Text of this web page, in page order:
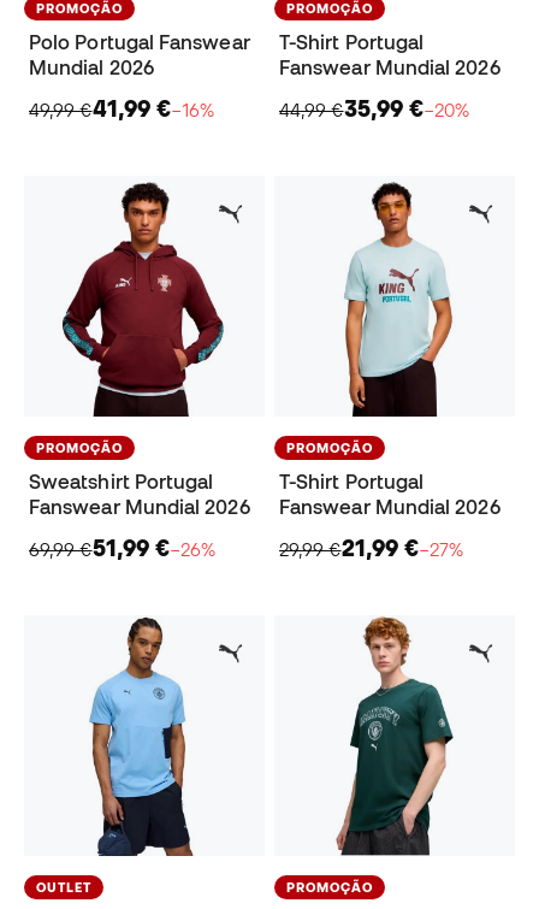
PROMOÇÃO
Polo Portugal Fanswear
Mundial 2026
49,99 €41,99 €−16%
PROMOÇÃO
T-Shirt Portugal
Fanswear Mundial 2026
44,99 €35,99 €−20%
PROMOÇÃO
Sweatshirt Portugal
Fanswear Mundial 2026
69,99 €51,99 €−26%
PROMOÇÃO
T-Shirt Portugal
Fanswear Mundial 2026
29,99 €21,99 €−27%
OUTLET PROMOÇÃO